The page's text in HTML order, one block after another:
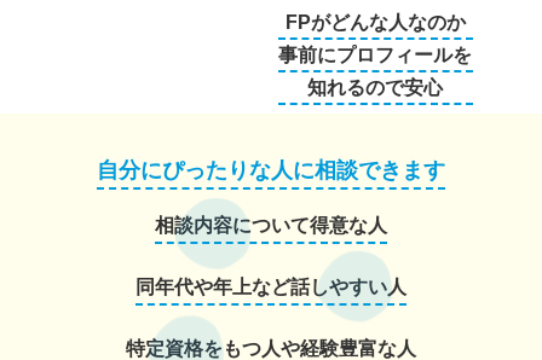
FPがどんな人なのか
事前にプロフィールを
知れるので安心
自分にぴったりな人に相談できます
相談内容について得意な人
同年代や年上など話しやすい人
特定資格をもつ人や経験豊富な人